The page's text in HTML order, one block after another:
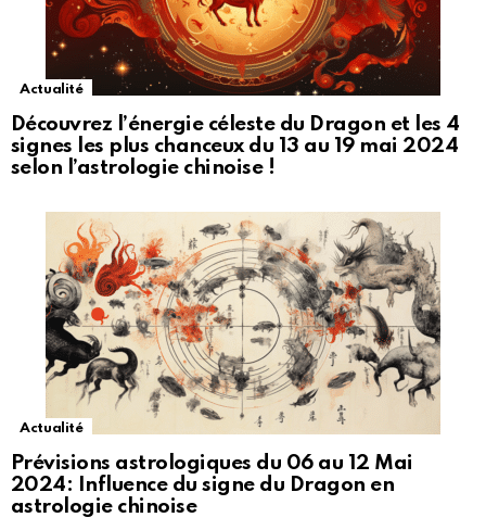
Actualité
Découvrez l’énergie céleste du Dragon et les 4
signes les plus chanceux du 13 au 19 mai 2024
selon l’astrologie chinoise !
Actualité
Prévisions astrologiques du 06 au 12 Mai
2024: Influence du signe du Dragon en
astrologie chinoise